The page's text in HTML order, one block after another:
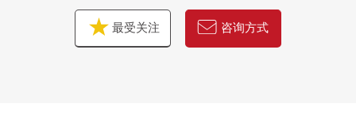
最受关注 咨询方式